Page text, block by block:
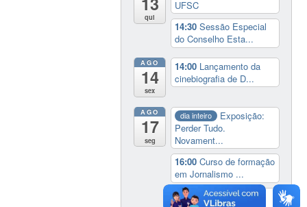
qui
UFSC
14:30Sessão Especial
do Conselho Esta...
AGO
14
sex
14:00 Lançamento da
cinebiografia de D...
AGO
17
seg
dia inteiro
Exposição:
Perder Tudo.
Novament...
16:00Curso de formação
em Jornalismo ...
19:00 Aula Magna do